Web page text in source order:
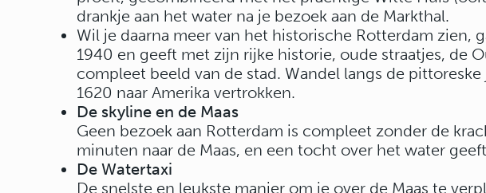
drankje aan het water na je bezoek aan de Markthal.
Wil je daarna meer van het historische Rotterdam zien,
1940 en geeft met zijn rijke historie, oude straatjes, de
compleet beeld van de stad. Wandel langs de
1620 naar Amerika vertrokken.
De skyline en de Maas
Geen bezoek aan Rotterdam is compleet zonder de
minuten naar de Maas, en een tocht over het water
De Watertaxi
De snelste en leukste manier om je over de Maas te